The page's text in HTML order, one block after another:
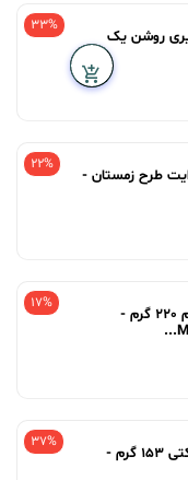
33%
روشن یک
22%
افتر ایت طرح زمستان -
17%
شکلات کادویی میلینیوم 220 گرم -
37%
شکلات کادویی وردرز پاکتی 153 گرم -